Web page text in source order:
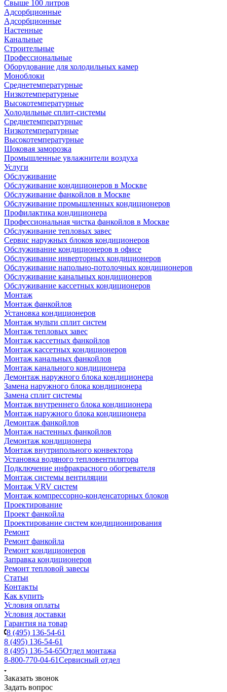
Свыше 100 литров
Адсорбционные
Адсорбционные
Настенные
Канальные
Строительные
Профессиональные
Оборудование для холодильных камер
Моноблоки
Среднетемпературные
Низкотемпературные
Высокотемпературные
Холодильные сплит-системы
Среднетемпературные
Низкотемпературные
Высокотемпературные
Шоковая заморозка
Промышленные увлажнители воздуха
Услуги
Обслуживание
Обслуживание кондиционеров в Москве
Обслуживание фанкойлов в Москве
Обслуживание промышленных кондиционеров
Профилактика кондиционера
Профессиональная чистка фанкойлов в Москве
Обслуживание тепловых завес
Сервис наружных блоков кондиционеров
Обслуживание кондиционеров в офисе
Обслуживание инверторных кондиционеров
Обслуживание напольно-потолочных кондиционеров
Обслуживание канальных кондиционеров
Обслуживание кассетных кондиционеров
Монтаж
Монтаж фанкойлов
Установка кондиционеров
Монтаж мульти сплит систем
Монтаж тепловых завес
Монтаж кассетных фанкойлов
Монтаж кассетных кондиционеров
Монтаж канальных фанкойлов
Монтаж канального кондиционера
Демонтаж наружного блока кондиционера
Замена наружного блока кондиционера
Замена сплит системы
Монтаж внутреннего блока кондиционера
Монтаж наружного блока кондиционера
Демонтаж фанкойлов
Монтаж настенных фанкойлов
Демонтаж кондиционера
Монтаж внутрипольного конвектора
Установка водяного тепловентилятора
Подключение инфракрасного обогревателя
Монтаж системы вентиляции
Монтаж VRV систем
Монтаж компрессорно-конденсаторных блоков
Проектирование
Проект фанкойла
Проектирование систем кондиционирования
Ремонт
Ремонт фанкойла
Ремонт кондиционеров
Заправка кондиционеров
Ремонт тепловой завесы
Статьи
Контакты
Как купить
Условия оплаты
Условия доставки
Гарантия на товар
8 (495) 136-54-61
8 (495) 136-54-61
8 (495) 136-54-65Отдел монтажа
8-800-770-04-61Сервисный отдел
Заказать звонок
Задать вопрос